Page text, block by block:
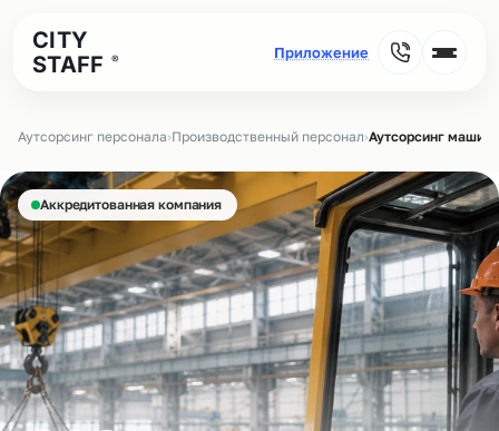
CITY
STAFF
®
Аутсорсинг персонала›Производственный персонал›Аутсорсинг
Аккредитованная компания